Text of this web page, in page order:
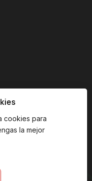
por
cookies para
la mejor